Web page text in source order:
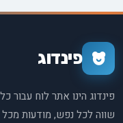
פינדוג
פינדוג הינו אתר לוח עבור
שווה לכל נפש, מודעות מכל